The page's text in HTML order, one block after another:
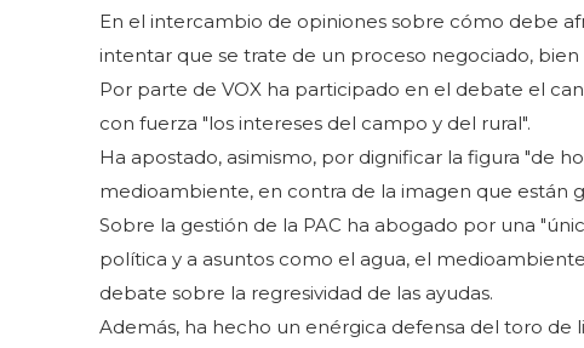
En el intercambio de opiniones sobre cómo debe
intentar que se trate de un proceso negociado,
Por parte de VOX ha participado en el debate el
con fuerza "los intereses del campo y del rural".
Ha apostado, asimismo, por dignificar la figura "de
medioambiente, en contra de la imagen que están
Sobre la gestión de la PAC ha abogado por una
política y a asuntos como el agua, el
debate sobre la regresividad de las ayudas.
Además, ha hecho un enérgica defensa del toro de